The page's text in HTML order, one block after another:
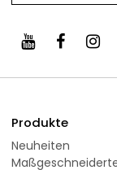
Produkte
Neuheiten